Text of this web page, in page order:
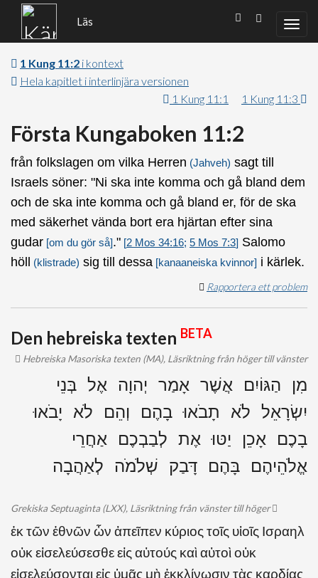
Läs
1 Kung 11:2 i kontext
Hela kapitlet i interlinjära versionen
1 Kung 11:1
1 Kung 11:3
Första Kungaboken 11:2
från folkslagen om vilka Herren (Jahveh) sagt till
Israels söner: "Ni ska inte komma och gå bland dem
och de ska inte komma och gå bland er, för de ska
med säkerhet vända bort era hjärtan efter sina
gudar [om du gör så]." [2 Mos 34:16; 5 Mos 7:3] Salomo
höll
(klistrade) sig till dessa [kanaaneiska kvinnor] i kärlek.
Rapportera ett problem
Den hebreiska texten BETA
Hebreiska Masoriska texten (MA), Läsriktning från höger till vänster
מִן הַגּוֹיִם אֲשֶׁר אָמַר יְהוָה אֶל בְּנֵי
יִשְׂרָאֵל לֹא תָבֹאוּ בָהֶם וְהֵם לֹא יָבֹאוּ
בָכֶם אָכֵן יַטּוּ אֶת לְבַבְכֶם אַחֲרֵי
אֱלֹהֵיהֶם בָּהֶם דָּבַק שְׁלֹמֹה לְאַהֲבָה
Grekiska Septuaginta (LXX), Läsriktning från vänster till höger
ἐκ τῶν ἐθνῶν ὧν ἀπεῖπεν κύριος τοῖς υἱοῖς Ισραηλ
οὐκ εἰσελεύσεσθε εἰς αὐτούς καὶ αὐτοὶ οὐκ
εἰσελεύσονται εἰς ὑμᾶς μὴ ἐκκλίνωσιν τὰς καρδίας